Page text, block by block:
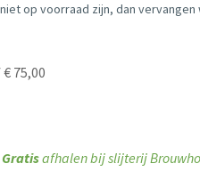
op voorraad zijn, dan
75,00
Gratisafhalen bij slijterij